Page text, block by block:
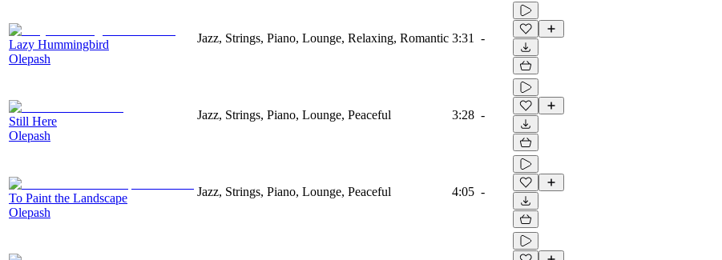
Lazy Hummingbird
Olepash
Jazz, Strings, Piano, Lounge, Relaxing, Romantic 3:31 -
Still Here
Olepash
Jazz, Strings, Piano, Lounge, Peaceful 3:28 -
To Paint the Landscape
Olepash
Jazz, Strings, Piano, Lounge, Peaceful 4:05 -